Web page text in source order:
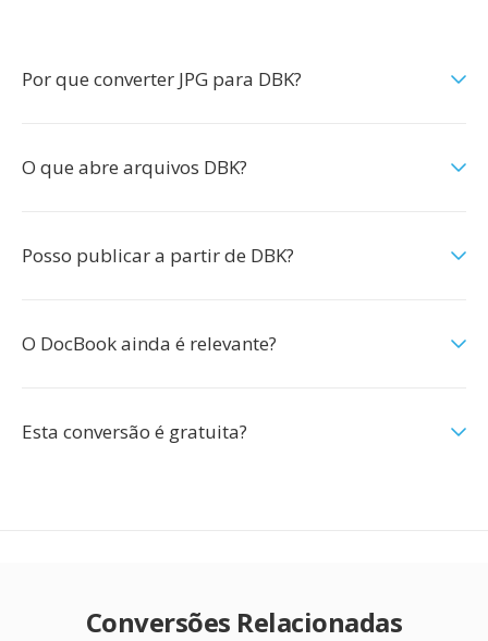
Por que converter JPG para DBK?
O que abre arquivos DBK?
Posso publicar a partir de DBK?
O DocBook ainda é relevante?
Esta conversão é gratuita?
Conversões Relacionadas